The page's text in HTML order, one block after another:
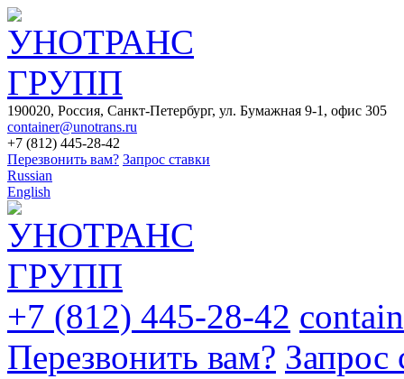
190020, Россия, Санкт-Петербург, ул. Бумажная 9-1, офис 305
container@unotrans.ru
+7 (812) 445-28-42
Перезвонить вам? Запрос ставки
Russian
English
+7 (812) 445-28-42
Перезвонить вам? Запрос